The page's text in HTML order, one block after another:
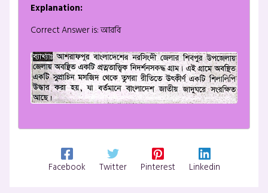
Explanation:
Correct Answer is: আরবি
Facebook Twitter Pinterest Linkedin